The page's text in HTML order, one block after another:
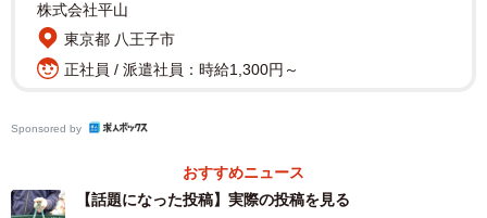
「帰り際、あまりにも嬉しくてお爺さんを追いかけて、買
っていたホットコーヒーを渡してしまった。『嬉しかった
ありがとう。寒いからこれどうぞ』と。お爺さんはニカッ
株式会社平山
東京都 八王子市
正社員 / 派遣社員：時給1,300円～
Sponsored by
おすすめニュース
【話題になった投稿】実際の投稿を見る